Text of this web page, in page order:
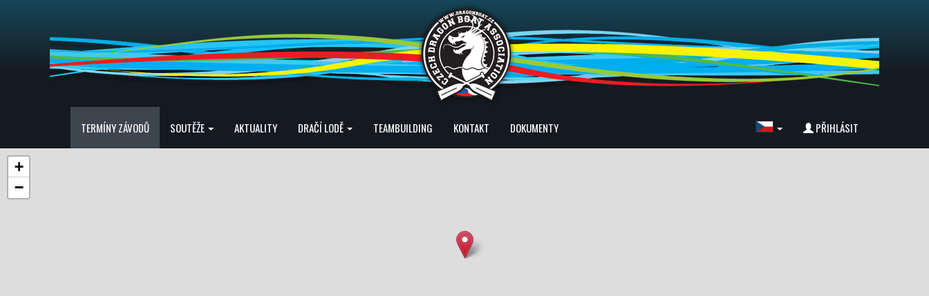
TERMÍNY ZÁVODŮ SOUTĚŽE AKTUALITY DRAČÍ LODĚ TEAMBUILDING KONTAKT DOKUMENTY PŘIHLÁSIT
+
−